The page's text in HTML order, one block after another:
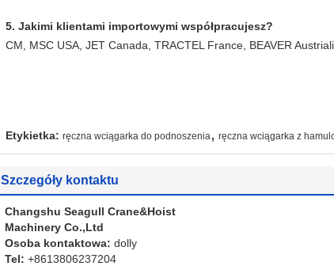
5. Jakimi klientami importowymi współpracujesz?
CM, MSC USA, JET Canada, TRACTEL France, BEAVER
Etykietka: ręczna wciągarka do podnoszenia, ręczna wciągarka z
Szczegóły kontaktu
Changshu Seagull Crane&Hoist
Machinery Co.,Ltd
Osoba kontaktowa: dolly
Tel: +8613806237204